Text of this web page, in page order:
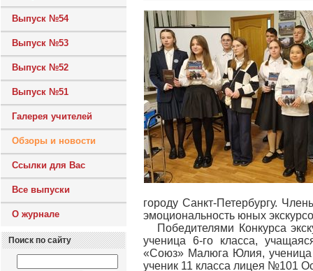
Выпуск №54
Выпуск №53
Выпуск №52
Выпуск №51
Галерея учителей
Обзоры и новости
Ссылки для Вас
Все выпуски
О журнале
Поиск по сайту
городу Санкт-Петербургу.
эмоциональность юных
Победителями Конкурса
ученица 6-го класса,
«Союз» Малюга Юлия,
ученик 11 класса лицея №101